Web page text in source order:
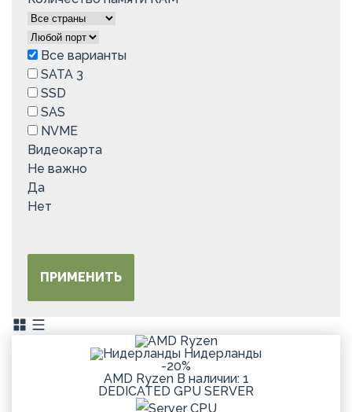
Все варианты
SATA 3
SSD
SAS
NVME
Видеокарта
Не важно
Да
Нет
ПРИМЕНИТЬ
Нидерланды
-20%
AMD Ryzen В наличии: 1
DEDICATED GPU SERVER